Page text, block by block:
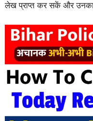
लेख प्राप्त कर सकें और